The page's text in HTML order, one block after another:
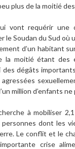
plus de la moitié
vont requérir une
Soudan du Sud où
d’un habitant
la moitié étant des
dégâts
million d’enfants ne
à mobiliser
personnes dont les
Le conflit et le
crise